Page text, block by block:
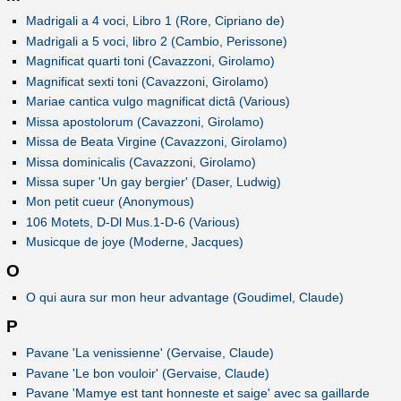
Madrigali a 4 voci, Libro 1 (Rore, Cipriano de)
Madrigali a 5 voci, libro 2 (Cambio, Perissone)
Magnificat quarti toni (Cavazzoni, Girolamo)
Magnificat sexti toni (Cavazzoni, Girolamo)
Mariae cantica vulgo magnificat dictâ (Various)
Missa apostolorum (Cavazzoni, Girolamo)
Missa de Beata Virgine (Cavazzoni, Girolamo)
Missa dominicalis (Cavazzoni, Girolamo)
Missa super 'Un gay bergier' (Daser, Ludwig)
Mon petit cueur (Anonymous)
106 Motets, D-Dl Mus.1-D-6 (Various)
Musicque de joye (Moderne, Jacques)
O
O qui aura sur mon heur advantage (Goudimel, Claude)
P
Pavane 'La venissienne' (Gervaise, Claude)
Pavane 'Le bon vouloir' (Gervaise, Claude)
Pavane 'Mamye est tant honneste et saige' avec sa gaillarde